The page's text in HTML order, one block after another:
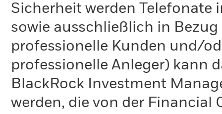
Sicherheit werden Telefonate
sowie ausschließlich in
professionelle Kunden und/
professionelle Anleger) kann
BlackRock Investment
werden, die von der Financial